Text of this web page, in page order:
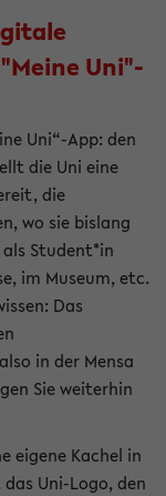
Uni"-
Uni“-App: den
die Uni eine
die
wo sie bislang
Student*in
im Museum, etc.
Das
in der Mensa
Sie weiterhin
eigene Kachel in
Uni-Logo, den